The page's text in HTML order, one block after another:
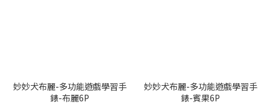
妙妙犬布麗-多功能遊戲學習手
錶-布麗6P
妙妙犬布麗-多功能遊戲學習手
錶-賓果6P